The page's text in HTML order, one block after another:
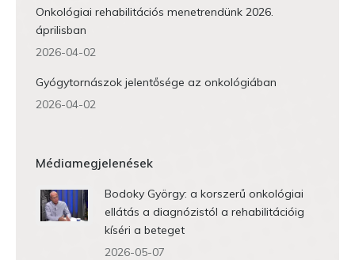
Onkológiai rehabilitációs menetrendünk 2026.
áprilisban
2026-04-02
Gyógytornászok jelentősége az onkológiában
2026-04-02
Médiamegjelenések
Bodoky György: a korszerű onkológiai
ellátás a diagnózistól a rehabilitációig
kíséri a beteget
2026-05-07